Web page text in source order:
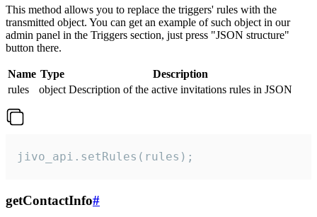
This method allows you to replace the triggers' rules with the
transmitted object. You can get an example of such object in our
admin panel in the Triggers section, just press "JSON structure"
button there.
Name Type
Description
rules
object Description of the active invitations rules in JSON
jivo_api.setRules(rules);
getContactInfo#